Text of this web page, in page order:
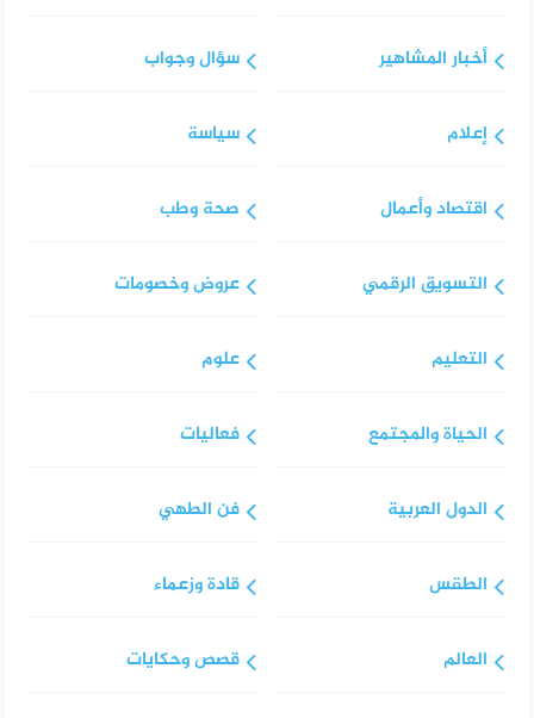
أخبار المشاهير
إعلام
اقتصاد وأعمال
التسويق الرقمي
التعليم
الحياة والمجتمع
الدول العربية
الطقس
العالم
سؤال وجواب
سياسة
صحة وطب
عروض وخصومات
علوم
فعاليات
فن الطهي
قادة وزعماء
قصص وحكايات